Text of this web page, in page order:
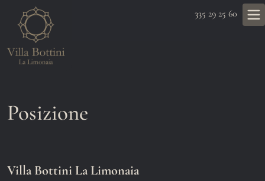
335 29 25 60
Posizione
Villa Bottini La Limonaia